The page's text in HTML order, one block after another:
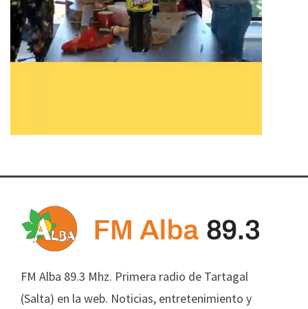
FM Alba 89.3 Mhz. Primera radio de Tartagal
(Salta) en la web. Noticias, entretenimiento y